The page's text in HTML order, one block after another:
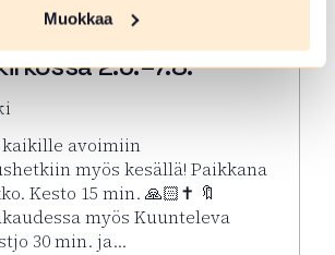
Muokkaa
Riihimäen
2.6.–7.8.
avoimiin
myös kesällä! Paikkana
Kesto 15 min. 🙏🏻✝️ 🔖
myös Kuunteleva
30 min. ja…